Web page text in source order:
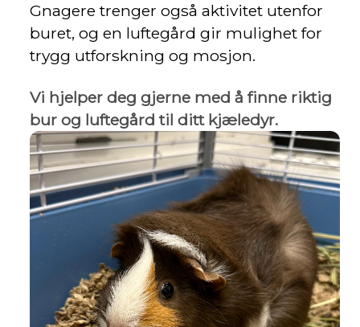
Gnagere trenger også aktivitet utenfor
buret, og en luftegård gir mulighet for
trygg utforskning og mosjon.
Vi hjelper deg gjerne med å finne riktig
bur og luftegård til ditt kjæledyr.